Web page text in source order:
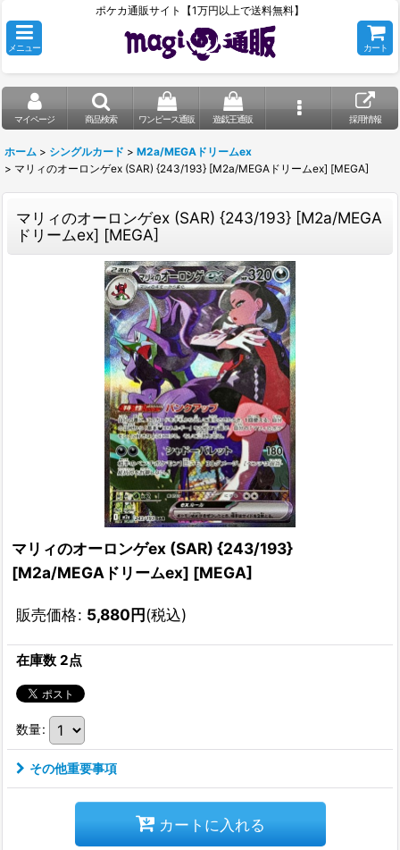
ポケカ通販サイト【1万円以上で送料無料】
メニュー カート
マイページ 商品検索 ワンピース通販 遊戯王通販 採用情報
ホーム > シングルカード > M2a/MEGAドリームex
> マリィのオーロンゲex (SAR) {243/193} [M2a/MEGAドリームex] [MEGA]
マリィのオーロンゲex (SAR) {243/193} [M2a/MEGA
ドリームex] [MEGA]
マリィのオーロンゲex (SAR) {243/193}
[M2a/MEGAドリームex] [MEGA]
販売価格: 5,880円(税込)
在庫数 2点
数量:
その他重要事項
カートに入れる